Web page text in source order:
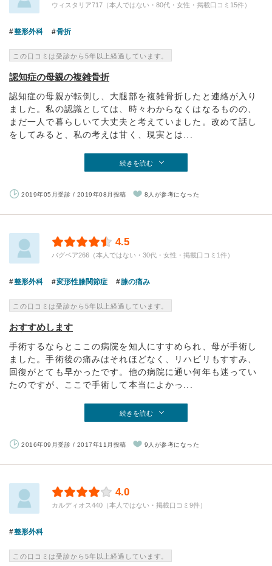
ウィスタリア717（本人ではない・80代・女性・掲載口コミ15件）
整形外科 骨折
この口コミは受診から5年以上経過しています。
認知症の母親の複雑骨折
認知症の母親が転倒し、大腿部を複雑骨折したと連絡が入り
ました。私の認識としては、時々わからなくはなるものの、
まだ一人で暮らしいて大丈夫と考えていました。改めて話し
をしてみると、私の考えは甘く、現実とは...
続きを読む
2019年05月受診 / 2019年08月投稿 8人が参考になった
4.5
バグベア266（本人ではない・30代・女性・掲載口コミ1件）
整形外科 変形性膝関節症 膝の痛み
この口コミは受診から5年以上経過しています。
おすすめします
手術するならとここの病院を知人にすすめられ、母が手術し
ました。手術後の痛みはそれほどなく、リハビリもすすみ、
回復がとても早かったです。他の病院に通い何年も迷ってい
たのですが、ここで手術して本当によかっ...
続きを読む
2016年09月受診 / 2017年11月投稿 9人が参考になった
4.0
カルディオス440（本人ではない・掲載口コミ9件）
整形外科
この口コミは受診から5年以上経過しています。